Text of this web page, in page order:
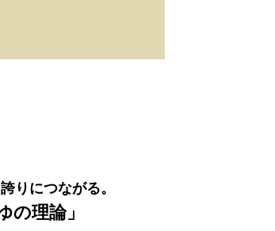
りにつながる。
の理論」